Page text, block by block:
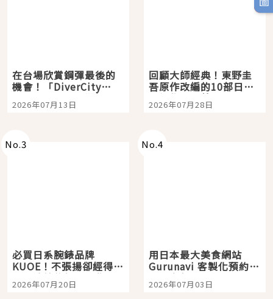
在台場欣賞鋼彈最後的
機會！「DiverCity
Tokyo Plaza」搭船、
購物、美食及夜景，一
2026年07月13日
回顧大師經典！東野圭
吾原作改編的10部日本
影視作品推薦
2026年07月28日
No.3
必買日系腕錶品牌
KUOE！不張揚卻經得起
時間洗鍊的經典之作五
選
2026年07月20日
No.4
用日本最大美食網站
Gurunavi 客製化預約九
大都市餐廳，打造專屬
美食體驗！
2026年07月03日